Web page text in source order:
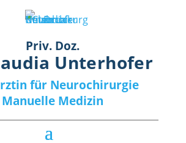
Priv. Doz.
Unterhofer
für Neurochirurgie
Manuelle Medizin